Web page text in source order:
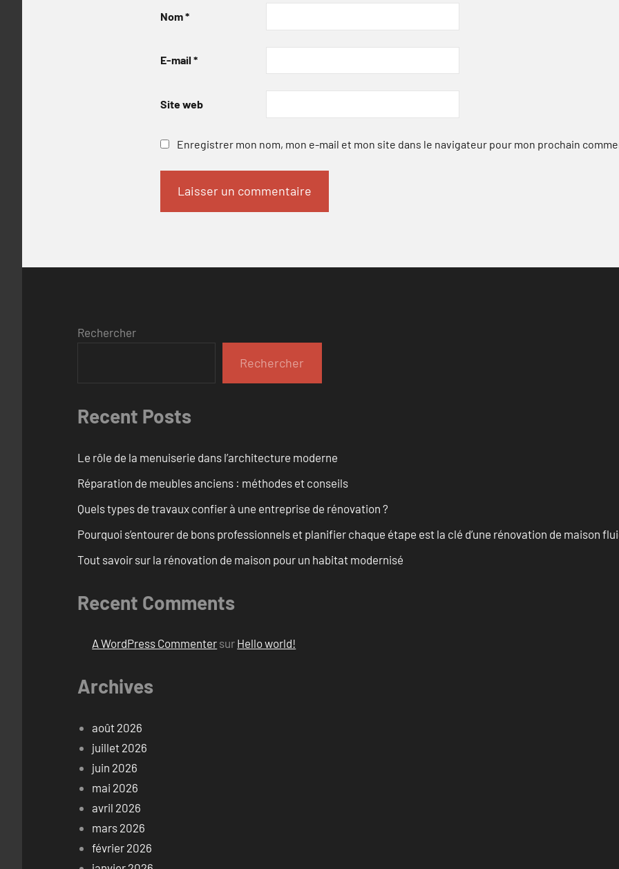
Nom*
E-mail *
Site web
Enregistrer mon nom, mon e-mail et mon site dans le navigateur pour mon prochain
Rechercher
Rechercher
Recent Posts
Le rôle de la menuiserie dans l’architecture moderne
Réparation de meubles anciens : méthodes et conseils
Quels types de travaux confier à une entreprise de rénovation ?
Pourquoi s’entourer de bons professionnels et planifier chaque étape est la clé d’une rénovation de maison
Tout savoir sur la rénovation de maison pour un habitat modernisé
Recent Comments
A WordPress Commenter sur Hello world!
Archives
août 2026
juillet 2026
juin 2026
mai 2026
avril 2026
mars 2026
février 2026